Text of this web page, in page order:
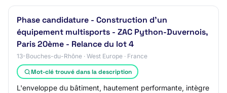
Phase candidature - Construction d'un
équipement multisports - ZAC Python-Duvernois,
Paris 20ème - Relance du lot 4
13-Bouches-du-Rhône · West Europe · France
Mot-clé trouvé dans la description
L'enveloppe du bâtiment, hautement performante, intègre